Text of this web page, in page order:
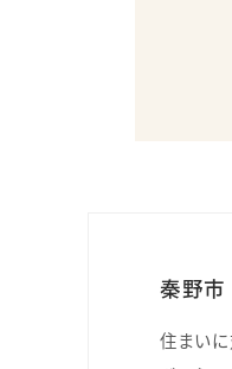
秦野
住まい